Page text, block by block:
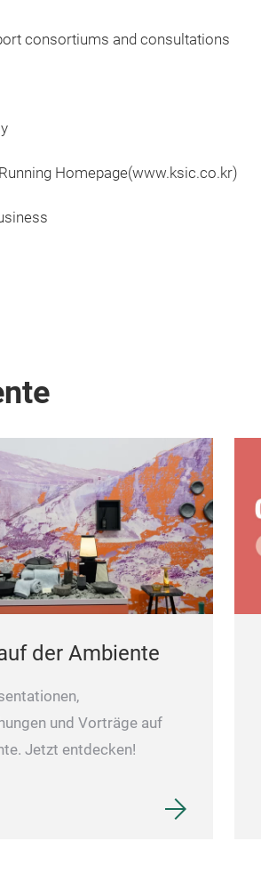
consortiums and consultations
Homepage(www.ksic.co.kr)
der Ambiente
und Vorträge auf
Jetzt entdecken!